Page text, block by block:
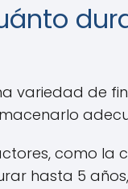
variedad de
como
hasta 5